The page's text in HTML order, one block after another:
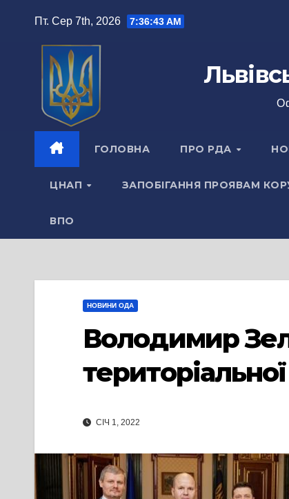
Пт. Сер 7th, 2026 7:36:43 AM
ГОЛОВНА ПРО РДА
ЦНАП ЗАПОБІГАННЯ ПРОЯВАМ
ВПО
НОВИНИ ОДА
Володимир
СІЧ 1, 2022